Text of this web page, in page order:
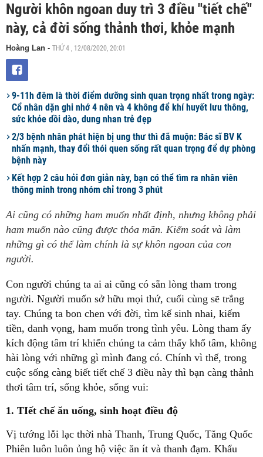
Người khôn ngoan duy trì 3 điều "tiết chế"
này, cả đời sống thảnh thơi, khỏe mạnh
Hoàng Lan - THỨ 4 , 12/08/2020, 20:01
9-11h đêm là thời điểm dưỡng sinh quan trọng nhất trong ngày:
Cổ nhân dặn ghi nhớ 4 nên và 4 không để khí huyết lưu thông,
sức khỏe dồi dào, dung nhan trẻ đẹp
2/3 bệnh nhân phát hiện bị ung thư thì đã muộn: Bác sĩ BV K
nhấn mạnh, thay đổi thói quen sống rất quan trọng để dự phòng
bệnh này
Kết hợp 2 câu hỏi đơn giản này, bạn có thể tìm ra nhân viên
thông minh trong nhóm chỉ trong 3 phút
Ai cũng có những ham muốn nhất định, nhưng không phải
ham muốn nào cũng được thỏa mãn. Kiểm soát và làm
những gì có thể làm chính là sự khôn ngoan của con
người.
Con người chúng ta ai ai cũng có sẵn lòng tham trong
người. Người muốn sở hữu mọi thứ, cuối cùng sẽ trắng
tay. Chúng ta bon chen với đời, tìm kế sinh nhai, kiếm
tiền, danh vọng, ham muốn trong tình yêu. Lòng tham ấy
kích động tâm trí khiến chúng ta cảm thấy khổ tâm, không
hài lòng với những gì mình đang có. Chính vì thế, trong
cuộc sống càng biết tiết chế 3 điều này thì bạn càng thảnh
thơi tâm trí, sống khỏe, sống vui:
1. TIết chế ăn uống, sinh hoạt điều độ
Vị tướng lỗi lạc thời nhà Thanh, Trung Quốc, Tăng Quốc
Phiên luôn luôn ủng hộ việc ăn ít và thanh đạm. Khẩu